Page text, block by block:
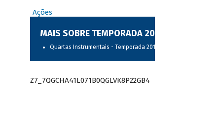
Ações
MAIS SOBRE TEMPORADA 2017
Quartas Instrumentais - Temporada 2017
Z7_7QGCHA41L071B0QGLVK8P22GB4